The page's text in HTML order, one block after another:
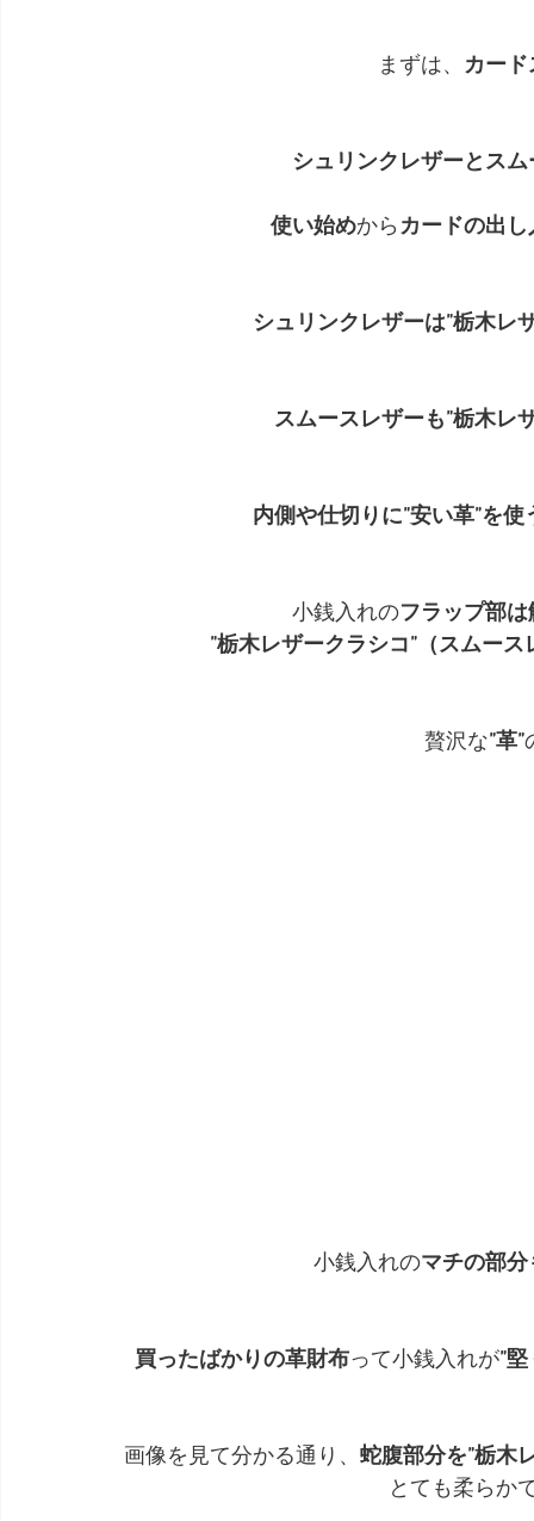
まずは、 カー
シュリンクレザーとス
使い始めからカードの出し
シュリンクレザーは”栃木レ
スムースレザーも”栃木レ
内側や仕切りに”安い革”を
小銭入れのフラップ部
”栃木レザークラシコ”（スムース
贅沢な”革”
小銭入れのマチの部
買ったばかりの革財布って小銭入れが”
画像を見て分かる通り、 蛇腹部分を”栃木
とても柔らか